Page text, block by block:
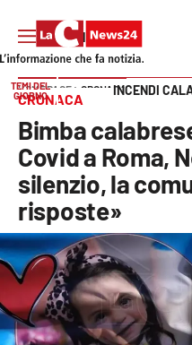
SEZIONI
Cronaca
Politica
Attualità
Economia e lavoro
Vai
TEMI DEL
GIORNO
INCENDI
HOME PAGE CRONACA
CRONACA
Bimba
Covid a Roma,
silenzio, la
risposte»